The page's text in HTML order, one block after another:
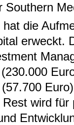
Southern
die
erweckt.
wird für